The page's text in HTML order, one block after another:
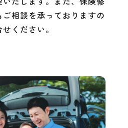
相談を承っておりますの
ください。